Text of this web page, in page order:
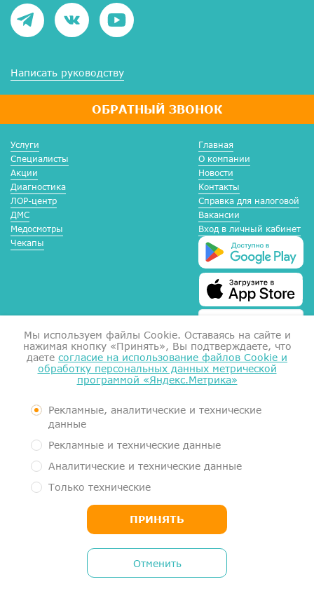
ОБРАТНЫЙ ЗВОНОК
Написать руководству
Услуги
Специалисты
Акции
Диагностика
ЛОР-центр
ДМС
Медосмотры
Чекапы
Главная
О компании
Новости
Контакты
Справка для налоговой
Вакансии
Вход в личный кабинет
Справка для налоговой
Документы
Контролирующие органы
Пользовательское соглашение
Политика обработки персональных данных
Медицинский центр МеркуриМед. Услуги оказывает Общество с
1161101054663, ИНН 1101058834)
(16, ul. Ordzhonikidze, Syktyvkar, RU 167031, DUNS 362495586)
Мы используем файлы Сookie. Оставаясь на сайте и
нажимая кнопку «Принять», Вы подтверждаете, что
даете согласие на использование файлов Cookie и
обработку персональных данных метрической
программой «Яндекс.Метрика»
Рекламные, аналитические и технические
данные
Рекламные и технические данные
Аналитические и технические данные
Только технические
ПРИНЯТЬ
Отменить